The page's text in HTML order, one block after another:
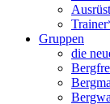
Gruppen
die